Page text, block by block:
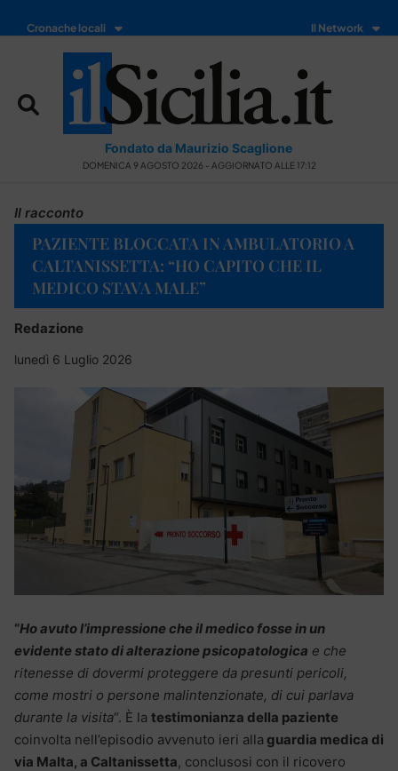
Cronache locali Il Network
Fondato da Maurizio Scaglione
DOMENICA 9 AGOSTO 2026 - AGGIORNATO ALLE 17:12
Il racconto
PAZIENTE BLOCCATA IN AMBULATORIO A
CALTANISSETTA: “HO CAPITO CHE IL
MEDICO STAVA MALE”
Redazione
lunedì 6 Luglio 2026
“Ho avuto l’impressione che il medico fosse in un
evidente stato di alterazione psicopatologica e che
ritenesse di dovermi proteggere da presunti pericoli,
come mostri o persone malintenzionate, di cui parlava
durante la visita“. È la testimonianza della paziente
coinvolta nell’episodio avvenuto ieri alla guardia medica di
via Malta, a Caltanissetta, conclusosi con il ricovero